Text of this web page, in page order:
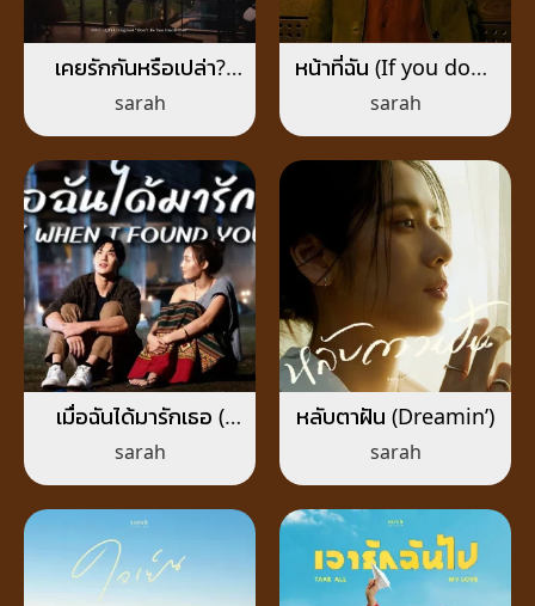
เคยรักกันหรือเปล่า?
(Was I Just a Lie?)
sarah
หน้าที่ฉัน (If you don’t
mind)
sarah
เมื่อฉันได้มารักเธอ (
WHEN I FOUND
YOU )
sarah
หลับตาฝัน (Dreamin’)
sarah